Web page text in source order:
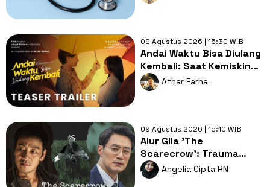
09 Agustus 2026 | 15:30 WIB
Andai Waktu Bisa Diulang
Kembali: Saat Kemiskinan
Merampas Kebebasan
Cinta
Athar Farha
09 Agustus 2026 | 15:10 WIB
Alur Gila 'The
Scarecrow': Trauma
Lama, Pembunuh
Berantai dan Misteri
Angelia Cipta RN